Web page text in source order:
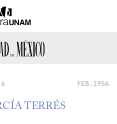
6 FEB.1956
TERRÉS